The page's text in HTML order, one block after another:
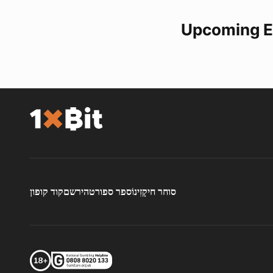
Upcoming
קוד קופוןהירשםספר ספורטקָזִינוֹסוחר חי